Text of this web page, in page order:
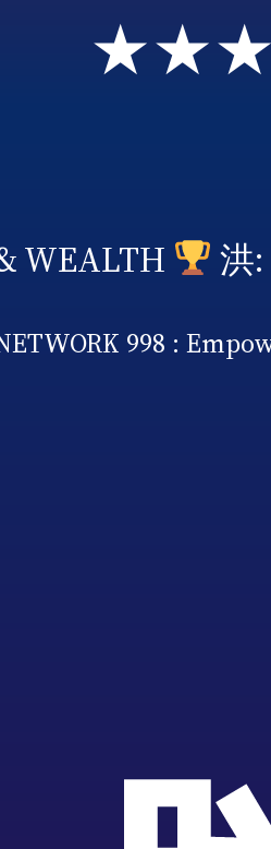
WEALTH 洪
998 :